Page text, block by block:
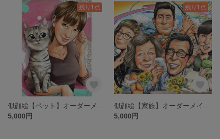
残り1点
5,000円
残り1点
5,000円